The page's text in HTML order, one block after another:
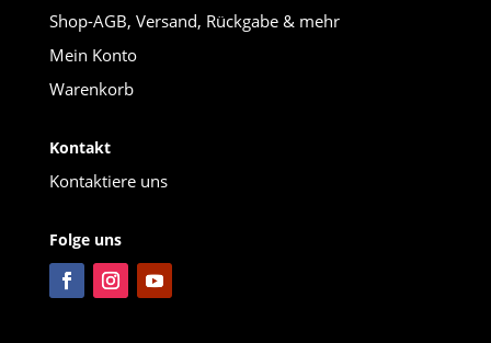
Shop-AGB, Versand, Rückgabe & mehr
Mein Konto
Warenkorb
Kontakt
Kontaktiere uns
Folge uns